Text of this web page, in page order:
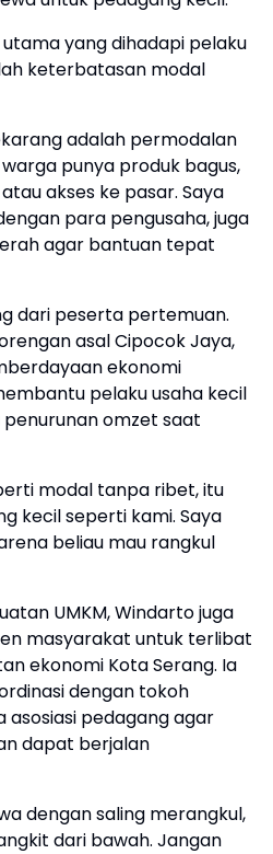
yang dihadapi pelaku
keterbatasan modal
adalah permodalan
punya produk bagus,
akses ke pasar. Saya
para pengusaha, juga
agar bantuan tepat
dari peserta pertemuan.
asal Cipocok Jaya,
ekonomi
pelaku usaha kecil
omzet saat
modal tanpa ribet, itu
kecil seperti kami. Saya
beliau mau rangkul
UMKM, Windarto juga
masyarakat untuk terlibat
ekonomi Kota Serang. Ia
dengan tokoh
asosiasi pedagang agar
dapat berjalan
dengan saling merangkul,
dari bawah. Jangan